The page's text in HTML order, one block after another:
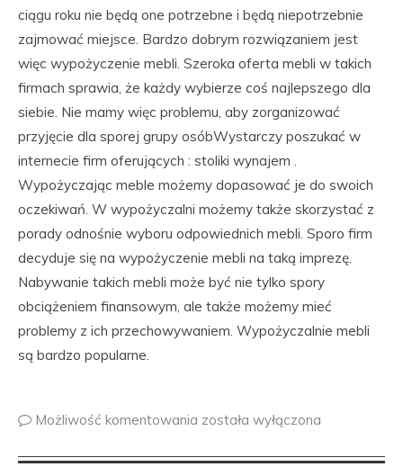
ciągu roku nie będą one potrzebne i będą niepotrzebnie
zajmować miejsce. Bardzo dobrym rozwiązaniem jest
więc wypożyczenie mebli. Szeroka oferta mebli w takich
firmach sprawia, że każdy wybierze coś najlepszego dla
siebie. Nie mamy więc problemu, aby zorganizować
przyjęcie dla sporej grupy osóbWystarczy poszukać w
internecie firm oferujących : stoliki wynajem .
Wypożyczając meble możemy dopasować je do swoich
oczekiwań. W wypożyczalni możemy także skorzystać z
porady odnośnie wyboru odpowiednich mebli. Sporo firm
decyduje się na wypożyczenie mebli na taką imprezę.
Nabywanie takich mebli może być nie tylko spory
obciążeniem finansowym, ale także możemy mieć
problemy z ich przechowywaniem. Wypożyczalnie mebli
są bardzo popularne.
Możliwość komentowania została wyłączona